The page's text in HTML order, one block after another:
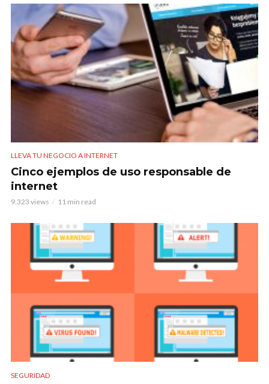
LLEVA TU NEGOCIO A INTERNET
Cinco ejemplos de uso responsable de
internet
9.323 views 11 min read
SEGURIDAD